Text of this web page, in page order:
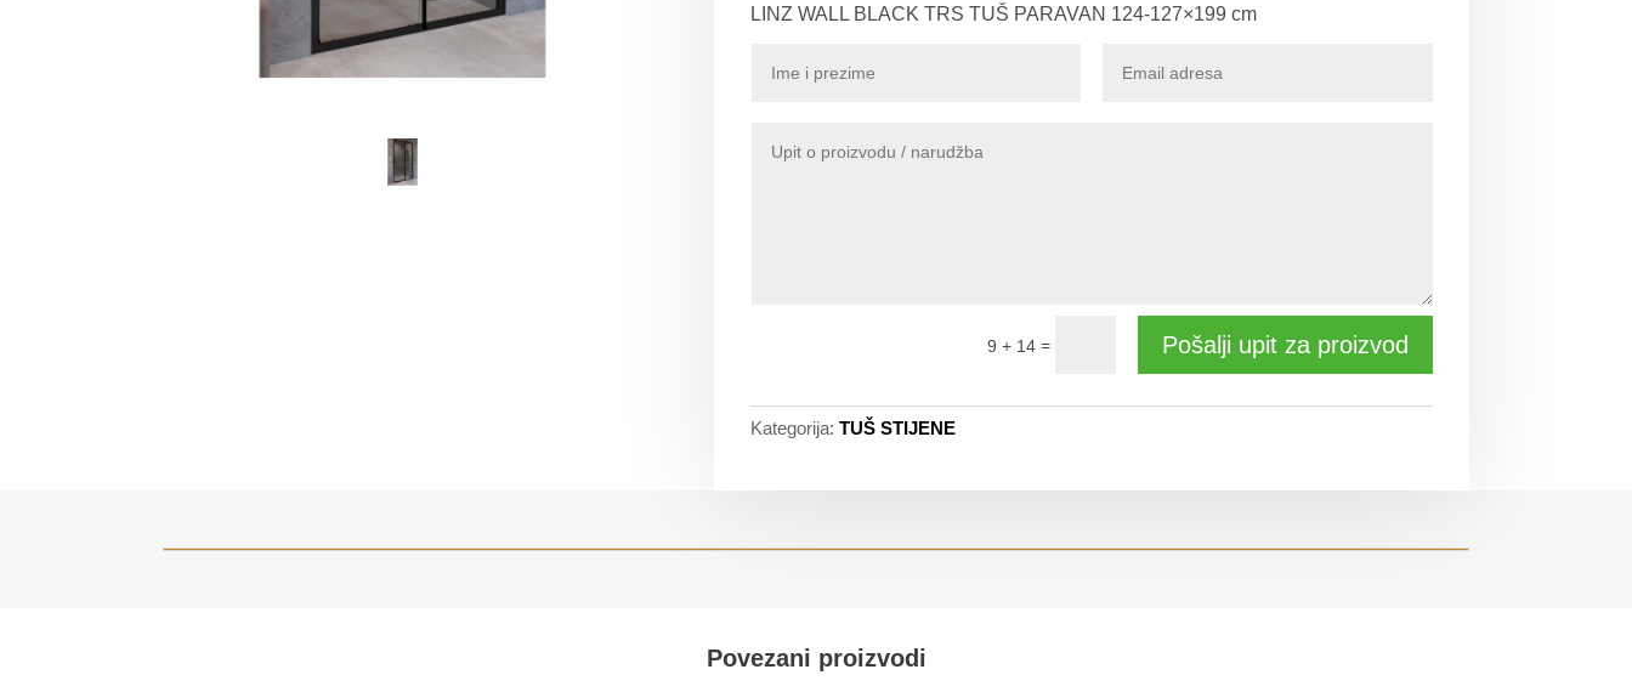
LINZ WALL BLACK TRS TUŠ PARAVAN 124-127×199 cm
9 + 14= Pošalji upit za proizvod
Kategorija: TUŠ STIJENE
Povezani proizvodi